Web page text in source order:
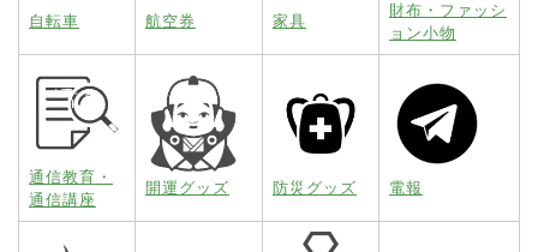
自転車 航空券 家具
財布・ファッシ
ョン小物
通信教育・
通信講座
開運グッズ 防災グッズ 電報